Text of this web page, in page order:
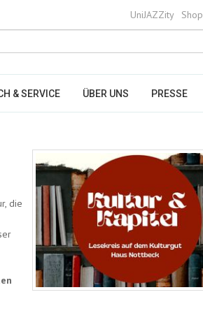
UniJAZZity Shop
& SERVICE ÜBER UNS PRESSE
die